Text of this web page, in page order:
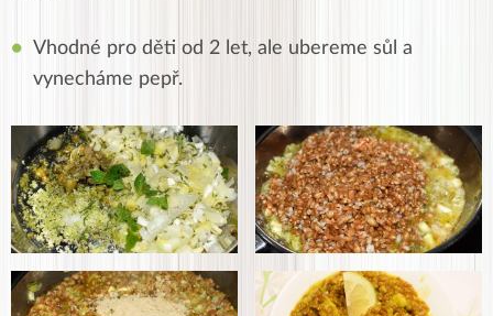
Vhodné pro děti od 2 let, ale ubereme sůl a
vynecháme pepř.